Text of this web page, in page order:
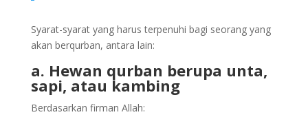
Syarat-syarat yang harus terpenuhi bagi seorang yang
akan berqurban, antara lain:
a. Hewan qurban berupa unta,
sapi, atau kambing
Berdasarkan firman Allah: